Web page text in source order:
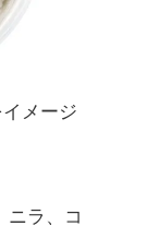
イメージ
ニラ、コ